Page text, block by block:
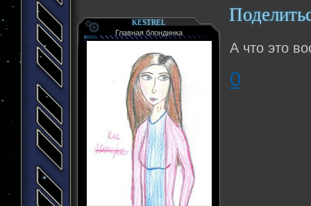
KESTREL
Главная блондинка
А что это
0